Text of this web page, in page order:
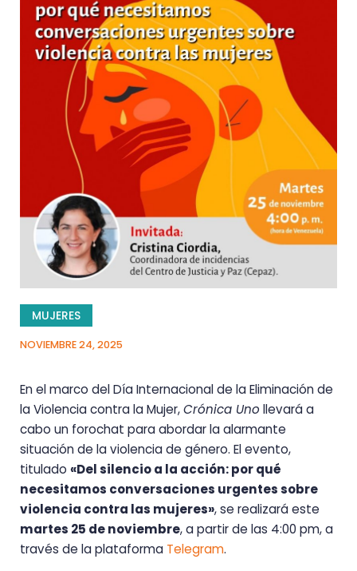
MUJERES
NOVIEMBRE 24, 2025
En el marco del Día Internacional de la Eliminación de
la Violencia contra la Mujer,Crónica Uno llevará a
cabo un forochat para abordar la alarmante
situación de la violencia de género. El evento,
titulado «Del silencio a la acción: por qué
necesitamos conversaciones urgentes sobre
violencia contra las mujeres», se realizará este
martes 25 de noviembre, a partir de las 4:00 pm, a
través de la plataforma Telegram.